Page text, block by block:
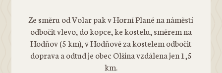
Ze směru od Volar pak v Horní Plané na náměstí
odbočit vlevo, do kopce, ke kostelu, směrem na
Hodňov (5 km), v Hodňově za kostelem odbočit
doprava a odtud je obec Olšina vzdálena jen 1,5
km.